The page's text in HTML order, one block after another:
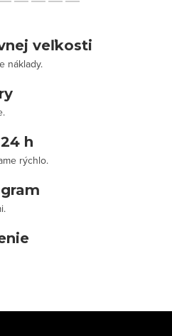
veľkosti
náklady.
h
rýchlo.